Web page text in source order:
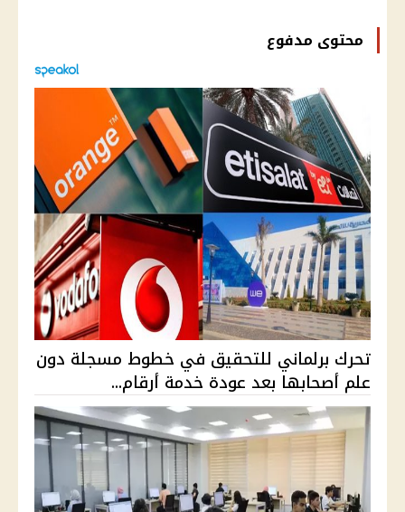
محتوى مدفوع
تحرك برلماني للتحقيق في خطوط مسجلة دون
علم أصحابها بعد عودة خدمة أرقام...